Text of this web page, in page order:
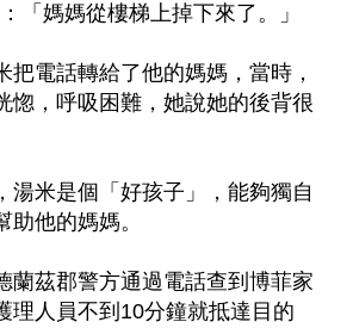
「媽媽從樓梯上掉下來了。」
把電話轉給了他的媽媽，當時，
惚，呼吸困難，她說她的後背很
湯米是個「好孩子」，能夠獨自
他的媽媽。
蘭茲郡警方通過電話查到博菲家
理人員不到10分鐘就抵達目的